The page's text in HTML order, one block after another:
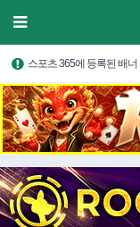
스포츠 365에 등록된 배